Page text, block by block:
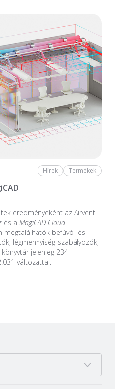
Hírek Termékek
eredményeként az Airvent
és a MagiCAD Cloud
megtalálhatók befúvó- és
légmennyiség-szabályozók,
jelenleg 234
változattal.